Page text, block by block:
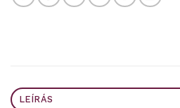
LEÍRÁS